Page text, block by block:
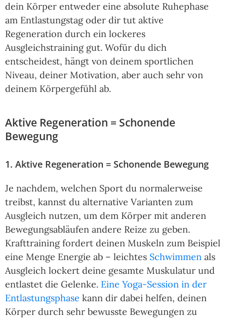
dein Körper entweder eine absolute Ruhephase
am Entlastungstag oder dir tut aktive
Regeneration durch ein lockeres
Ausgleichstraining gut. Wofür du dich
entscheidest, hängt von deinem sportlichen
Niveau, deiner Motivation, aber auch sehr von
deinem Körpergefühl ab.
Aktive Regeneration = Schonende
Bewegung
1. Aktive Regeneration = Schonende Bewegung
Je nachdem, welchen Sport du normalerweise
treibst, kannst du alternative Varianten zum
Ausgleich nutzen, um dem Körper mit anderen
Bewegungsabläufen andere Reize zu geben.
Krafttraining fordert deinen Muskeln zum Beispiel
eine Menge Energie ab – leichtes Schwimmen als
Ausgleich lockert deine gesamte Muskulatur und
entlastet die Gelenke. Eine Yoga-Session in der
Entlastungsphase kann dir dabei helfen, deinen
Körper durch sehr bewusste Bewegungen zu